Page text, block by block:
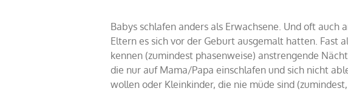
Babys schlafen anders als Erwachsene. Und oft auch
Eltern es sich vor der Geburt ausgemalt hatten. Fast
kennen (zumindest phasenweise) anstrengende
die nur auf Mama/Papa einschlafen und sich nicht
wollen oder Kleinkinder, die nie müde sind